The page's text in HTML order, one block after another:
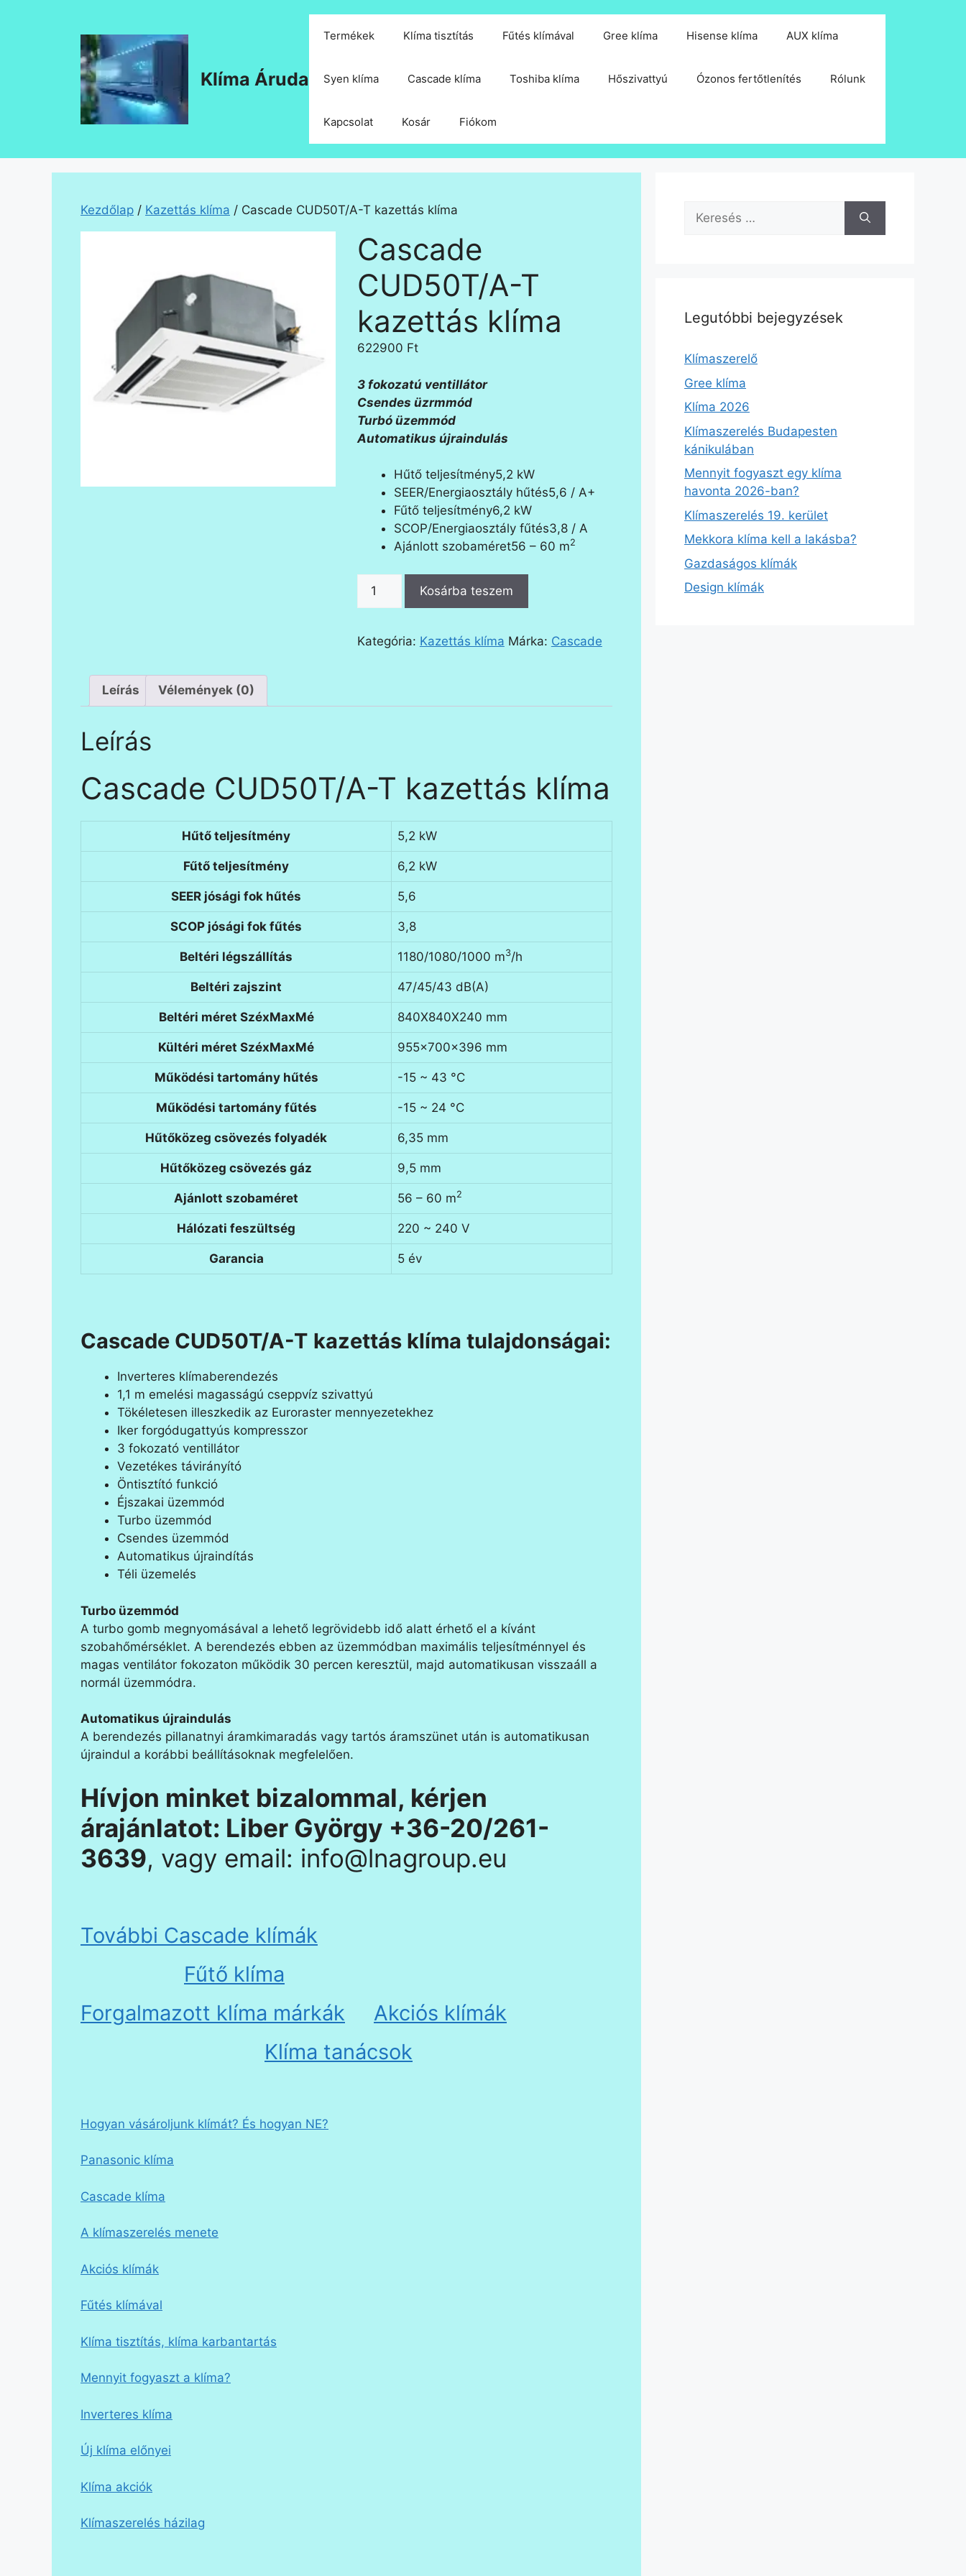
Klíma Áruda
Termékek Klíma tisztítás Fűtés klímával Gree klíma Hisense klíma AUX klíma
Syen klíma Cascade klíma Toshiba klíma Hőszivattyú Ózonos fertőtlenítés Rólunk
Kapcsolat Kosár Fiókom
Kezdőlap / Kazettás klíma / Cascade CUD50T/A-T kazettás klíma
Cascade
CUD50T/A-T
kazettás klíma
622900 Ft
3 fokozatú ventillátor
Csendes üzrmmód
Turbó üzemmód
Automatikus újraindulás
Hűtő teljesítmény5,2 kW
SEER/Energiaosztály hűtés5,6 / A+
Fűtő teljesítmény6,2 kW
SCOP/Energiaosztály fűtés3,8 / A
Ajánlott szobaméret56 – 60 m2
CUD50T/A-
kazettás
Kosárba teszem
Kategória: Kazettás klíma Márka: Cascade
Leírás Vélemények (0)
Leírás
Cascade CUD50T/A-T kazettás klíma
Hűtő teljesítmény 5,2 kW
Fűtő teljesítmény 6,2 kW
SEER jósági fok hűtés 5,6
SCOP jósági fok fűtés 3,8
Beltéri légszállítás 1180/1080/1000 m3/h
Beltéri zajszint 47/45/43 dB(A)
Beltéri méret SzéxMaxMé 840X840X240 mm
Kültéri méret SzéxMaxMé 955x700x396 mm
Működési tartomány hűtés -15 ~ 43 °C
Működési tartomány fűtés -15 ~ 24 °C
Hűtőközeg csövezés folyadék 6,35 mm
Hűtőközeg csövezés gáz 9,5 mm
Ajánlott szobaméret 56 – 60 m2
Hálózati feszültség 220 ~ 240 V
Garancia 5 év
Cascade CUD50T/A-T kazettás klíma tulajdonságai:
Inverteres klímaberendezés
1,1 m emelési magasságú cseppvíz szivattyú
Tökéletesen illeszkedik az Euroraster mennyezetekhez
Iker forgódugattyús kompresszor
3 fokozató ventillátor
Vezetékes távirányító
Öntisztító funkció
Éjszakai üzemmód
Turbo üzemmód
Csendes üzemmód
Automatikus újraindítás
Téli üzemelés
Turbo üzemmód
A turbo gomb megnyomásával a lehető legrövidebb idő alatt érhető el a kívánt
szobahőmérséklet. A berendezés ebben az üzemmódban maximális teljesítménnyel és
magas ventilátor fokozaton működik 30 percen keresztül, majd automatikusan visszaáll a
normál üzemmódra.
Automatikus újraindulás
A berendezés pillanatnyi áramkimaradás vagy tartós áramszünet után is automatikusan
újraindul a korábbi beállításoknak megfelelően.
Hívjon minket bizalommal, kérjen
árajánlatot: Liber György +36-20/261-
3639, vagy email: info@lnagroup.eu
További Cascade klímák
Fűtő klíma
Forgalmazott klíma márkák
Akciós klímák
Klíma tanácsok
Hogyan vásároljunk klímát? És hogyan NE?
Panasonic klíma
Cascade klíma
A klímaszerelés menete
Akciós klímák
Fűtés klímával
Klíma tisztítás, klíma karbantartás
Mennyit fogyaszt a klíma?
Inverteres klíma
Új klíma előnyei
Klíma akciók
Klímaszerelés házilag
Keresés:
Legutóbbi bejegyzések
Klímaszerelő
Gree klíma
Klíma 2026
Klímaszerelés Budapesten
kánikulában
Mennyit fogyaszt egy klíma
havonta 2026-ban?
Klímaszerelés 19. kerület
Mekkora klíma kell a lakásba?
Gazdaságos klímák
Design klímák